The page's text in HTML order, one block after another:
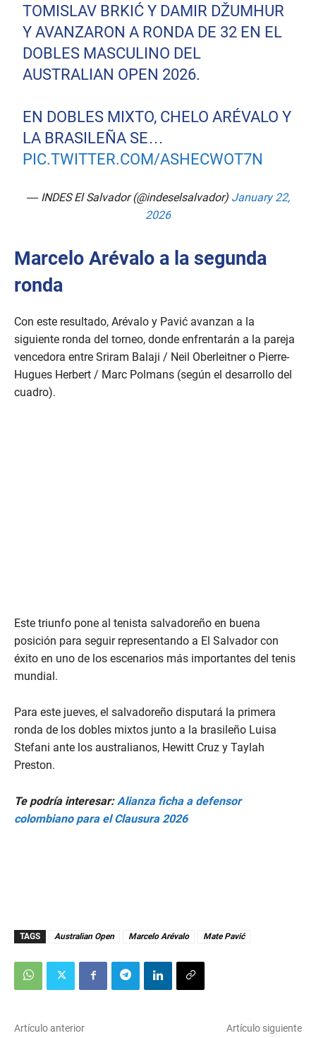
TOMISLAV BRKIĆ Y DAMIR DŽUMHUR
Y AVANZARON A RONDA DE 32 EN EL
DOBLES MASCULINO DEL
AUSTRALIAN OPEN 2026.
EN DOBLES MIXTO, CHELO ARÉVALO Y
LA BRASILEÑA SE…
PIC.TWITTER.COM/ASHECWOT7N
— INDES El Salvador (@indeselsalvador) January 22,
2026
Marcelo Arévalo a la segunda
ronda
Con este resultado, Arévalo y Pavić avanzan a la
siguiente ronda del torneo, donde enfrentarán a la pareja
vencedora entre Sriram Balaji / Neil Oberleitner o Pierre-
Hugues Herbert / Marc Polmans (según el desarrollo del
cuadro).
Este triunfo pone al tenista salvadoreño en buena
posición para seguir representando a El Salvador con
éxito en uno de los escenarios más importantes del tenis
mundial.
Para este jueves, el salvadoreño disputará la primera
ronda de los dobles mixtos junto a la brasileño Luisa
Stefani ante los australianos, Hewitt Cruz y Taylah
Preston.
Te podría interesar:Alianza ficha a defensor
colombiano para el Clausura 2026
TAGS Australian Open Marcelo Arévalo Mate Pavić
Artículo anterior Artículo siguiente